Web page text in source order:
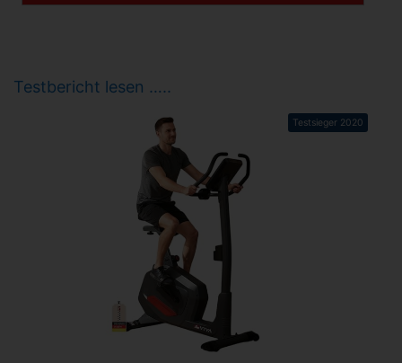
Testbericht lesen …..
Testsieger 2020